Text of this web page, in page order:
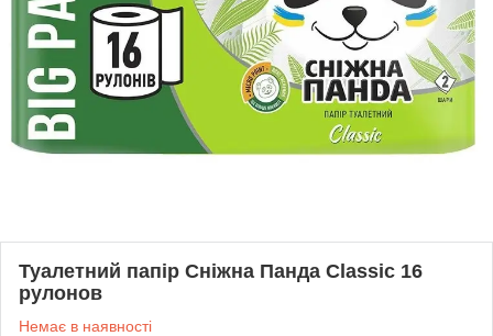
Туалетний папір Сніжна Панда Classic 16
рулонов
Немає в наявності